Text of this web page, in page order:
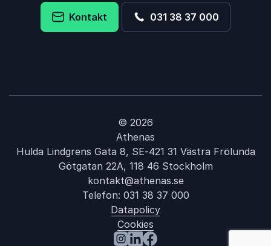
Kontakt 031 38 37 000
© 2026
Athenas
Hulda Lindgrens Gata 8, SE-421 31 Västra Frölunda
Götgatan 22A, 118 46 Stockholm
kontakt@athenas.se
Telefon: 031 38 37 000
Datapolicy
Cookies